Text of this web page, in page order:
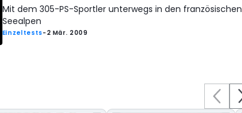
Mit dem 305-PS-Sportler unterwegs in den französischen
Seealpen
Einzeltests- 2 Mär. 2009